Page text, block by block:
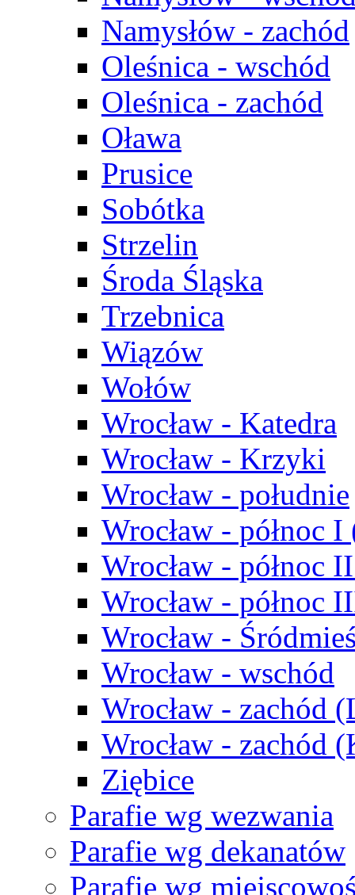
Namysłów - zachód
Oleśnica - wschód
Oleśnica - zachód
Oława
Prusice
Sobótka
Strzelin
Środa Śląska
Trzebnica
Wiązów
Wołów
Wrocław - Katedra
Wrocław - Krzyki
Wrocław - południe
Wrocław - północ
Wrocław - północ
Wrocław - północ
Wrocław -
Wrocław - wschód
Wrocław - zachód
Wrocław - zachód
Ziębice
Parafie wg wezwania
Parafie wg dekanatów
Parafie wg